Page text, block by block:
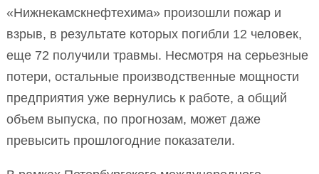
«Нижнекамскнефтехима» произошли пожар и
взрыв, в результате которых погибли 12 человек,
еще 72 получили травмы. Несмотря на серьезные
потери, остальные производственные мощности
предприятия уже вернулись к работе, а общий
объем выпуска, по прогнозам, может даже
превысить прошлогодние показатели.